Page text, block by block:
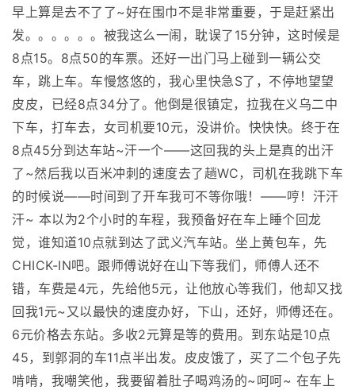
早上算是去不了了~好在围巾不是非常重要，于是赶紧出
发。。。。。。被我这么一闹，耽误了15分钟，这时候是
8点15。8点50的车票。还好一出门马上碰到一辆公交
车，跳上车。车慢悠悠的，我心里快急S了，不停地望望
皮皮，已经8点34分了。他倒是很镇定，拉我在义乌二中
下车，打车去，女司机要10元，没讲价。快快快。终于在
8点45分到达车站~汗一个——这回我的头上是真的出汗
了~然后我以百米冲刺的速度去了趟WC，司机在我跳下车
的时候说——时间到了开车我可不等你哦！——哼！汗汗
汗~ 本以为2个小时的车程，我预备好在车上睡个回龙
觉，谁知道10点就到达了武义汽车站。坐上黄包车，先
CHICK-IN吧。跟师傅说好在山下等我们，师傅人还不
错，车费是4元，先给他5元，让他放心等我们，他却又找
回我1元~又以最快的速度办好，下山，还好，师傅还在。
6元价格去东站。多收2元算是等的费用。到东站是10点
45，到郭洞的车11点半出发。皮皮饿了，买了二个包子先
啃啃，我嘲笑他，我要留着肚子喝鸡汤的~呵呵~ 在车上